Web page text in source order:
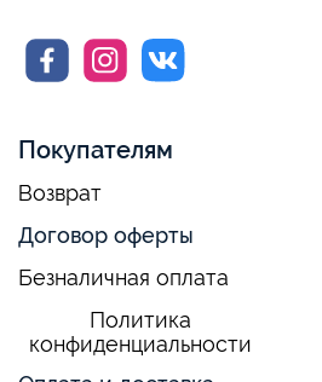
Покупателям
Возврат
Договор оферты
Безналичная оплата
Политика
конфиденциальности